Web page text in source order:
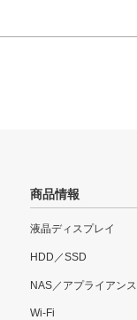
商品情報
液晶ディスプレイ
HDD／SSD
NAS／アプライアンス
Wi-Fi